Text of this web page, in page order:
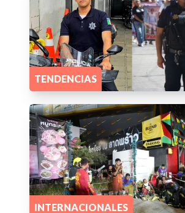
TENDENCIAS
INTERNACIONALES